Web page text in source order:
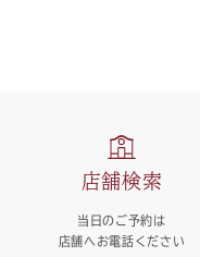
店舗検索
当日のご予約は
店舗へお電話ください